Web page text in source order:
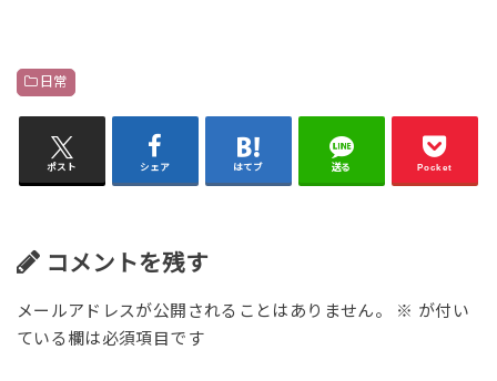
日常
ポスト シェア はてブ 送る Pocket
コメントを残す
メールアドレスが公開されることはありません。 ※ が付い
ている欄は必須項目です